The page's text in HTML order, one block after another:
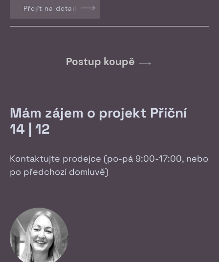
Přejít na detail
Postup koupě
Mám zájem o projekt Příční
14 | 12
Kontaktujte prodejce (po-pá 9:00-17:00, nebo
po předchozí domluvě)